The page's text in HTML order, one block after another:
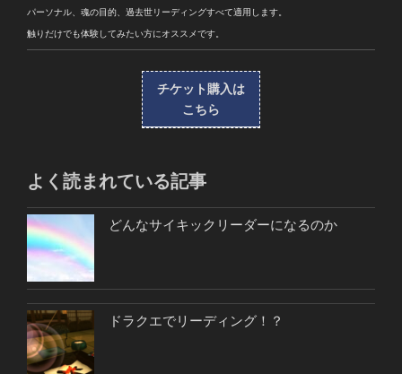
パーソナル、魂の目的、過去世リーディングすべて適用します。
触りだけでも体験してみたい方にオススメです。
チケット購入は
こちら
よく読まれている記事
どんなサイキックリーダーになるのか
ドラクエでリーディング！？